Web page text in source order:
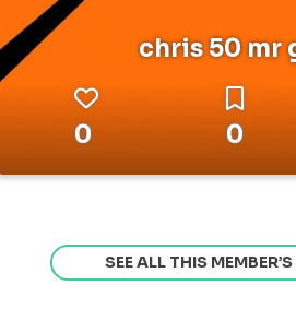
chris 50 mr
0 0
SEE ALL THIS